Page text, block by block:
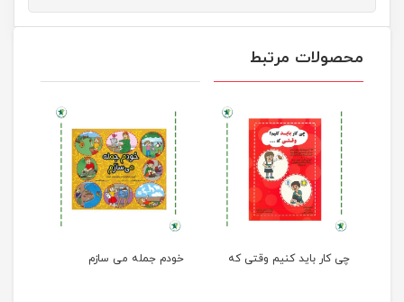
محصولات مرتبط
چی کار باید کنیم وقتی که خودم جمله می سازم